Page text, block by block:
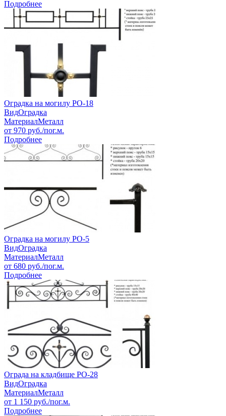
Подробнее
Оградка на могилу РО-18
ВидОградка
МатериалМеталл
от 970 руб./пог.м.
Подробнее
Оградка на могилу РО-5
ВидОградка
МатериалМеталл
от 680 руб./пог.м.
Подробнее
Ограда на кладбище РО-28
ВидОградка
МатериалМеталл
от 1 150 руб./пог.м.
Подробнее